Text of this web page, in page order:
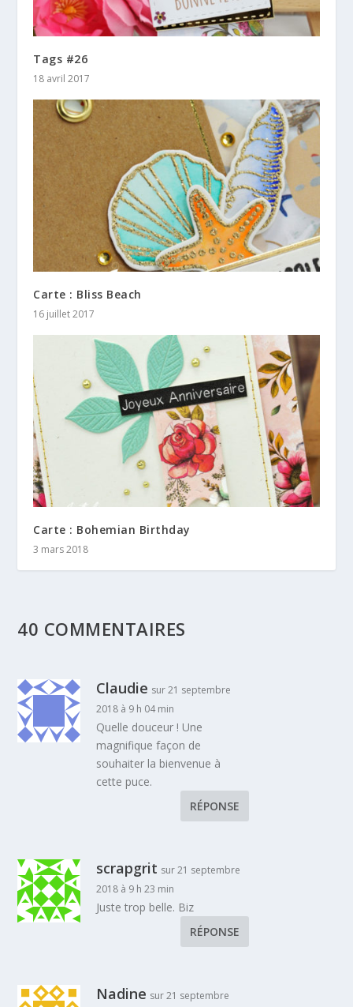
Tags #26
18 avril 2017
Carte : Bliss Beach
16 juillet 2017
Carte : Bohemian Birthday
3 mars 2018
40 COMMENTAIRES
Claudie sur 21 septembre
2018 à 9 h 04 min
Quelle douceur ! Une
magnifique façon de
souhaiter la bienvenue à
cette puce.
RÉPONSE
scrapgrit sur 21 septembre
2018 à 9 h 23 min
Juste trop belle. Biz
RÉPONSE
Nadine sur 21 septembre